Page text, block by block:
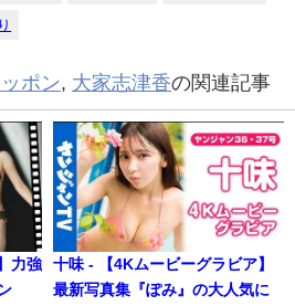
ポン, 大家志津香の関連記事
力強
十味 - 【4Kムービーグラビア】
最新写真集『ぽみ』の大人気に